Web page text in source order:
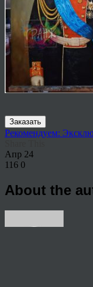
Заказать
Рекомендуем:
Апр 24
116 0
About the